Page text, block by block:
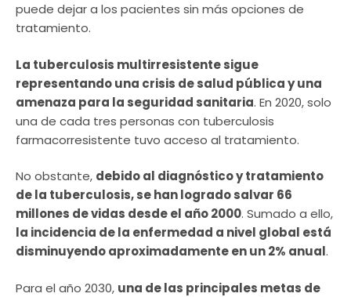
puede dejar a los pacientes sin más opciones de
tratamiento.
La tuberculosis multirresistente sigue
representando una crisis de salud pública y una
amenaza para la seguridad sanitaria. En 2020, solo
una de cada tres personas con tuberculosis
farmacorresistente tuvo acceso al tratamiento.
No obstante, debido al diagnóstico y tratamiento
de la tuberculosis, se han logrado salvar 66
millones de vidas desde el año 2000. Sumado a ello,
la incidencia de la enfermedad a nivel global está
disminuyendo aproximadamente en un 2% anual.
Para el año 2030, una de las principales metas de